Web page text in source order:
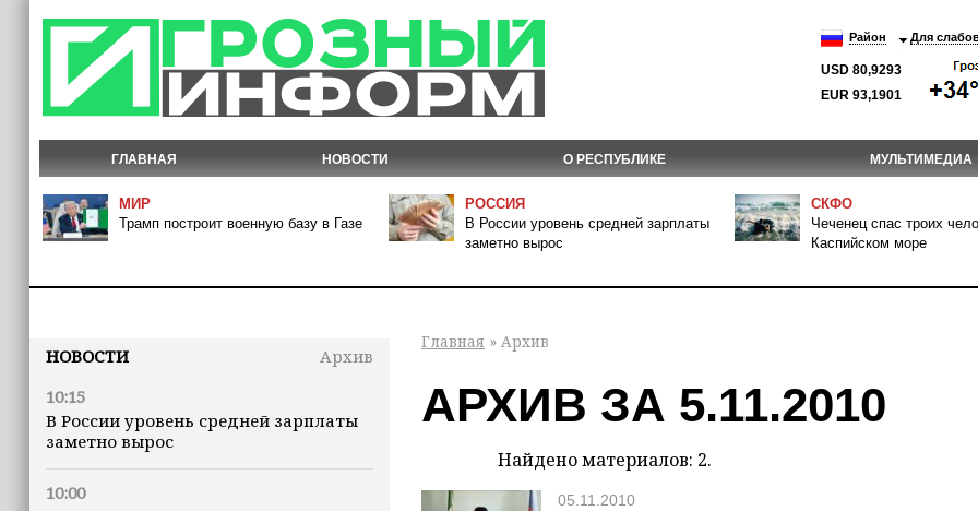
Район Для
USD 80,9293
EUR 93,1901
ГЛАВНАЯ НОВОСТИ О РЕСПУБЛИКЕ МУЛЬТИМЕДИА
МИР
Трамп построит военную базу в Газе
РОССИЯ
В России уровень средней зарплаты
заметно вырос
СКФО
Чеченец спас троих
Каспийском море
НОВОСТИ
Архив
10:15
В России уровень средней зарплаты
заметно вырос
10:00
Главная » Архив
АРХИВ ЗА 5.11.2010
Найдено материалов: 2.
05.11.2010